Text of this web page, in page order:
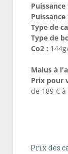
Puissance
Type de
Type de
Co2 :
Malus à
Prix pour
de 189 € à
Prix des